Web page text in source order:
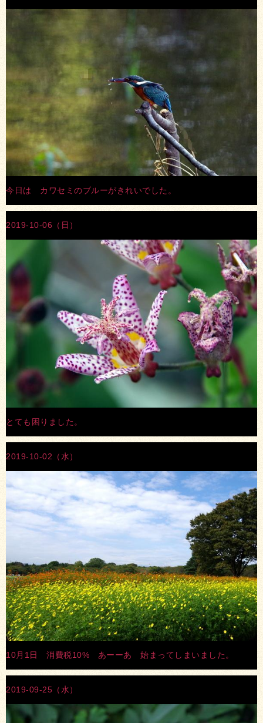
今日は カワセミのブルーがきれいでした。
2019-10-06（日）
とても困りました。
2019-10-02（水）
10月1日 消費税10% あーーあ 始まってしまいました。
2019-09-25（水）